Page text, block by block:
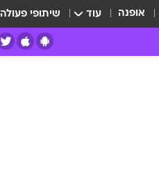
אופנה עוד שיתופי פעולה